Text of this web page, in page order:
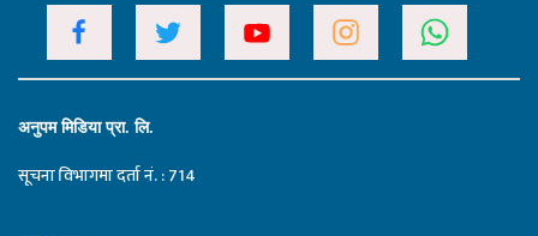
अनुपम मिडिया प्रा. लि.
सूचना विभागमा दर्ता नं. : 714